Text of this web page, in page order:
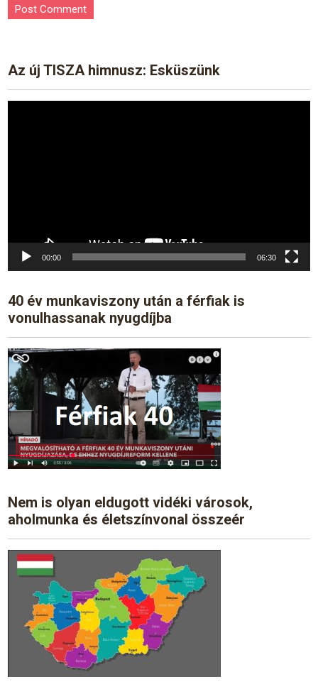
Az új TISZA himnusz: Esküszünk
00:00 06:30
40 év munkaviszony után a férfiak is
vonulhassanak nyugdíjba
Nem is olyan eldugott vidéki városok,
aholmunka és életszínvonal összeér